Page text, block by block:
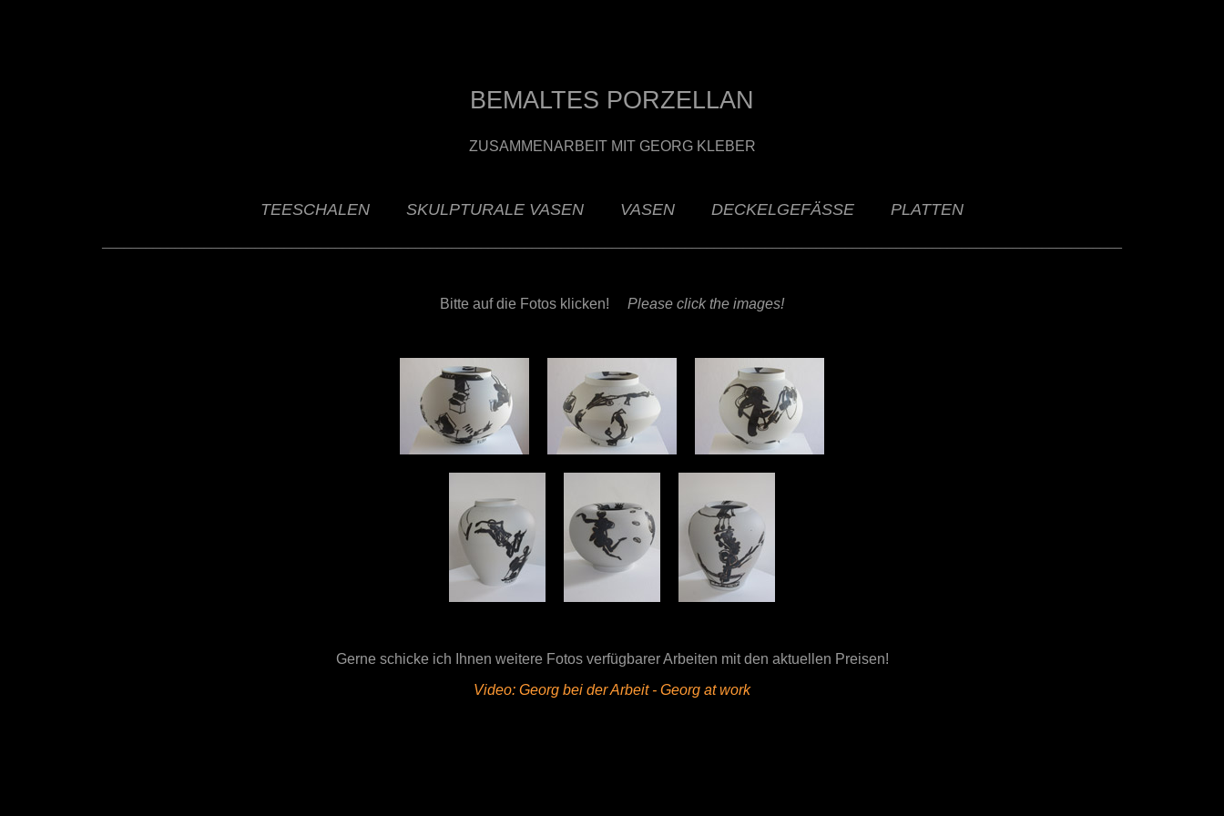
BEMALTES PORZELLAN
ZUSAMMENARBEIT MIT GEORG KLEBER
TEESCHALEN SKULPTURALE VASEN VASEN DECKELGEFÄSSE PLATTEN
Bitte auf die Fotos klicken! Please click the images!
Gerne schicke ich Ihnen weitere Fotos verfügbarer Arbeiten mit den aktuellen Preisen!
Video: Georg bei der Arbeit - Georg at work